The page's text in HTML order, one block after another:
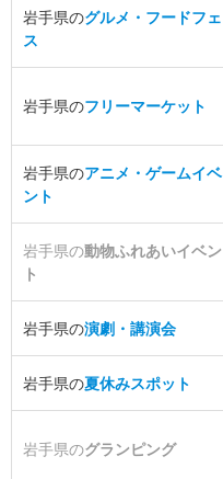
岩手県のグルメ・フードフェ
ス
岩手県のフリーマーケット
岩手県のアニメ・ゲームイベ
ント
岩手県の動物ふれあいイベン
ト
岩手県の演劇・講演会
岩手県の夏休みスポット
岩手県のグランピング